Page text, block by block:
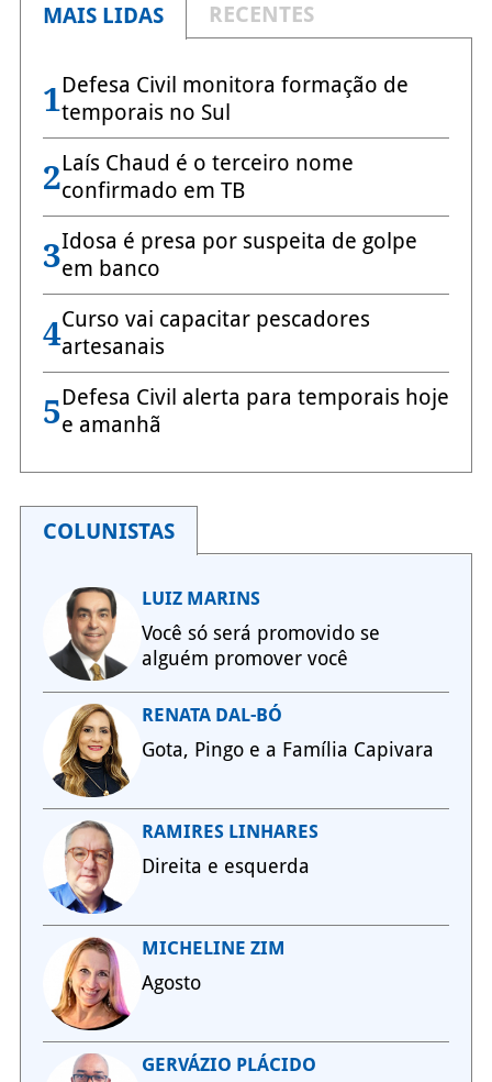
MAIS LIDAS
RECENTES
1Defesa Civil monitora formação de
temporais no Sul
2Laís Chaud é o terceiro nome
confirmado em TB
3Idosa é presa por suspeita de golpe
em banco
4Curso vai capacitar pescadores
artesanais
5Defesa Civil alerta para temporais hoje
e amanhã
COLUNISTAS
LUIZ MARINS
Você só será promovido se
alguém promover você
RENATA DAL-BÓ
Gota, Pingo e a Família Capivara
RAMIRES LINHARES
Direita e esquerda
MICHELINE ZIM
Agosto
GERVÁZIO PLÁCIDO